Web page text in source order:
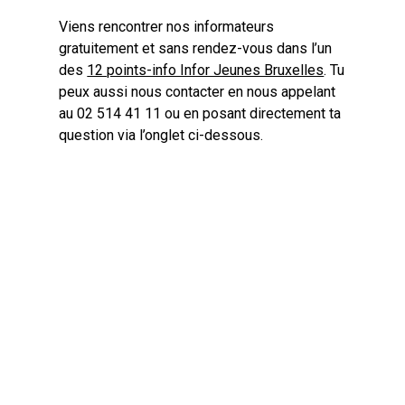
Viens rencontrer nos informateurs
gratuitement et sans rendez-vous dans l’un
des 12 points-info Infor Jeunes Bruxelles. Tu
peux aussi nous contacter en nous appelant
au 02 514 41 11 ou en posant directement ta
question via l’onglet ci-dessous.